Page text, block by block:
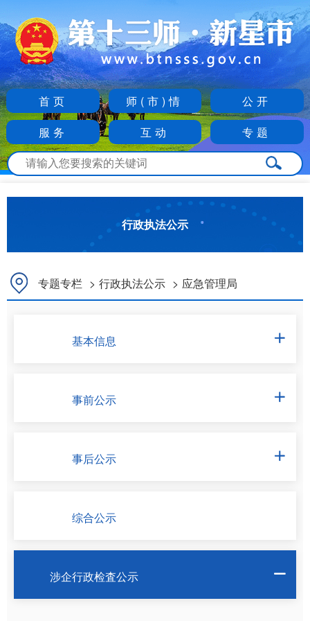
首页 师(市)情
公开
服务
互动 专题
行政执法公示
专题专栏 > 行政执法公示 > 应急管理局
基本信息 
事前公示 
事后公示 
综合公示
涉企行政检査公示 